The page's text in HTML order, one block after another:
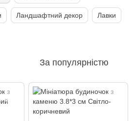
Ландшафтний декор Лавки
За популярністю